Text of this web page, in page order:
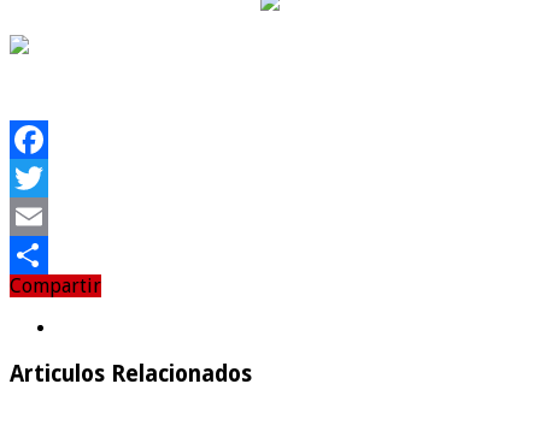
Facebook
Twitter
Email
Compartir
Compartir
Articulos Relacionados